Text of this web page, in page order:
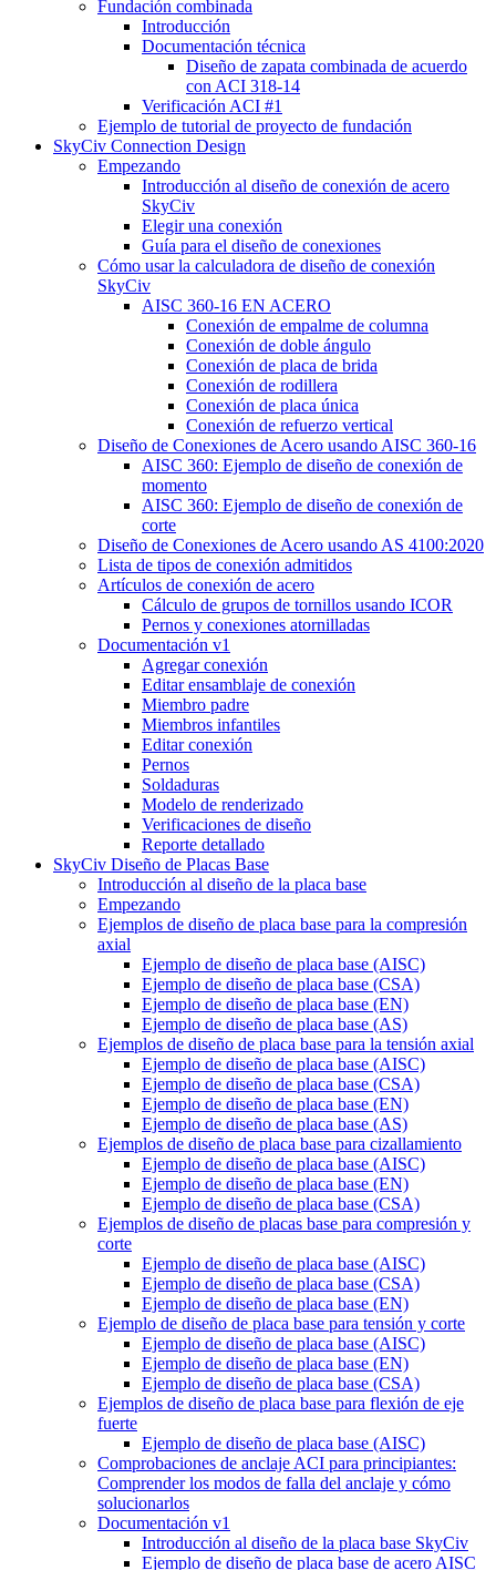
Fundación combinada
Introducción
Documentación técnica
Diseño de zapata combinada de acuerdo
con ACI 318-14
Verificación ACI #1
Ejemplo de tutorial de proyecto de fundación
SkyCiv Connection Design
Empezando
Introducción al diseño de conexión de acero
SkyCiv
Elegir una conexión
Guía para el diseño de conexiones
Cómo usar la calculadora de diseño de conexión
SkyCiv
AISC 360-16 EN ACERO
Conexión de empalme de columna
Conexión de doble ángulo
Conexión de placa de brida
Conexión de rodillera
Conexión de placa única
Conexión de refuerzo vertical
Diseño de Conexiones de Acero usando AISC 360-16
AISC 360: Ejemplo de diseño de conexión de
momento
AISC 360: Ejemplo de diseño de conexión de
corte
Diseño de Conexiones de Acero usando AS 4100:2020
Lista de tipos de conexión admitidos
Artículos de conexión de acero
Cálculo de grupos de tornillos usando ICOR
Pernos y conexiones atornilladas
Documentación v1
Agregar conexión
Editar ensamblaje de conexión
Miembro padre
Miembros infantiles
Editar conexión
Pernos
Soldaduras
Modelo de renderizado
Verificaciones de diseño
Reporte detallado
SkyCiv Diseño de Placas Base
Introducción al diseño de la placa base
Empezando
Ejemplos de diseño de placa base para la compresión
axial
Ejemplo de diseño de placa base (AISC)
Ejemplo de diseño de placa base (CSA)
Ejemplo de diseño de placa base (EN)
Ejemplo de diseño de placa base (AS)
Ejemplos de diseño de placa base para la tensión axial
Ejemplo de diseño de placa base (AISC)
Ejemplo de diseño de placa base (CSA)
Ejemplo de diseño de placa base (EN)
Ejemplo de diseño de placa base (AS)
Ejemplos de diseño de placa base para cizallamiento
Ejemplo de diseño de placa base (AISC)
Ejemplo de diseño de placa base (EN)
Ejemplo de diseño de placa base (CSA)
Ejemplos de diseño de placas base para compresión y
corte
Ejemplo de diseño de placa base (AISC)
Ejemplo de diseño de placa base (CSA)
Ejemplo de diseño de placa base (EN)
Ejemplo de diseño de placa base para tensión y corte
Ejemplo de diseño de placa base (AISC)
Ejemplo de diseño de placa base (EN)
Ejemplo de diseño de placa base (CSA)
Ejemplos de diseño de placa base para flexión de eje
fuerte
Ejemplo de diseño de placa base (AISC)
Comprobaciones de anclaje ACI para principiantes:
Comprender los modos de falla del anclaje y cómo
solucionarlos
Documentación v1
Introducción al diseño de la placa base SkyCiv
Ejemplo de diseño de placa base de acero AISC